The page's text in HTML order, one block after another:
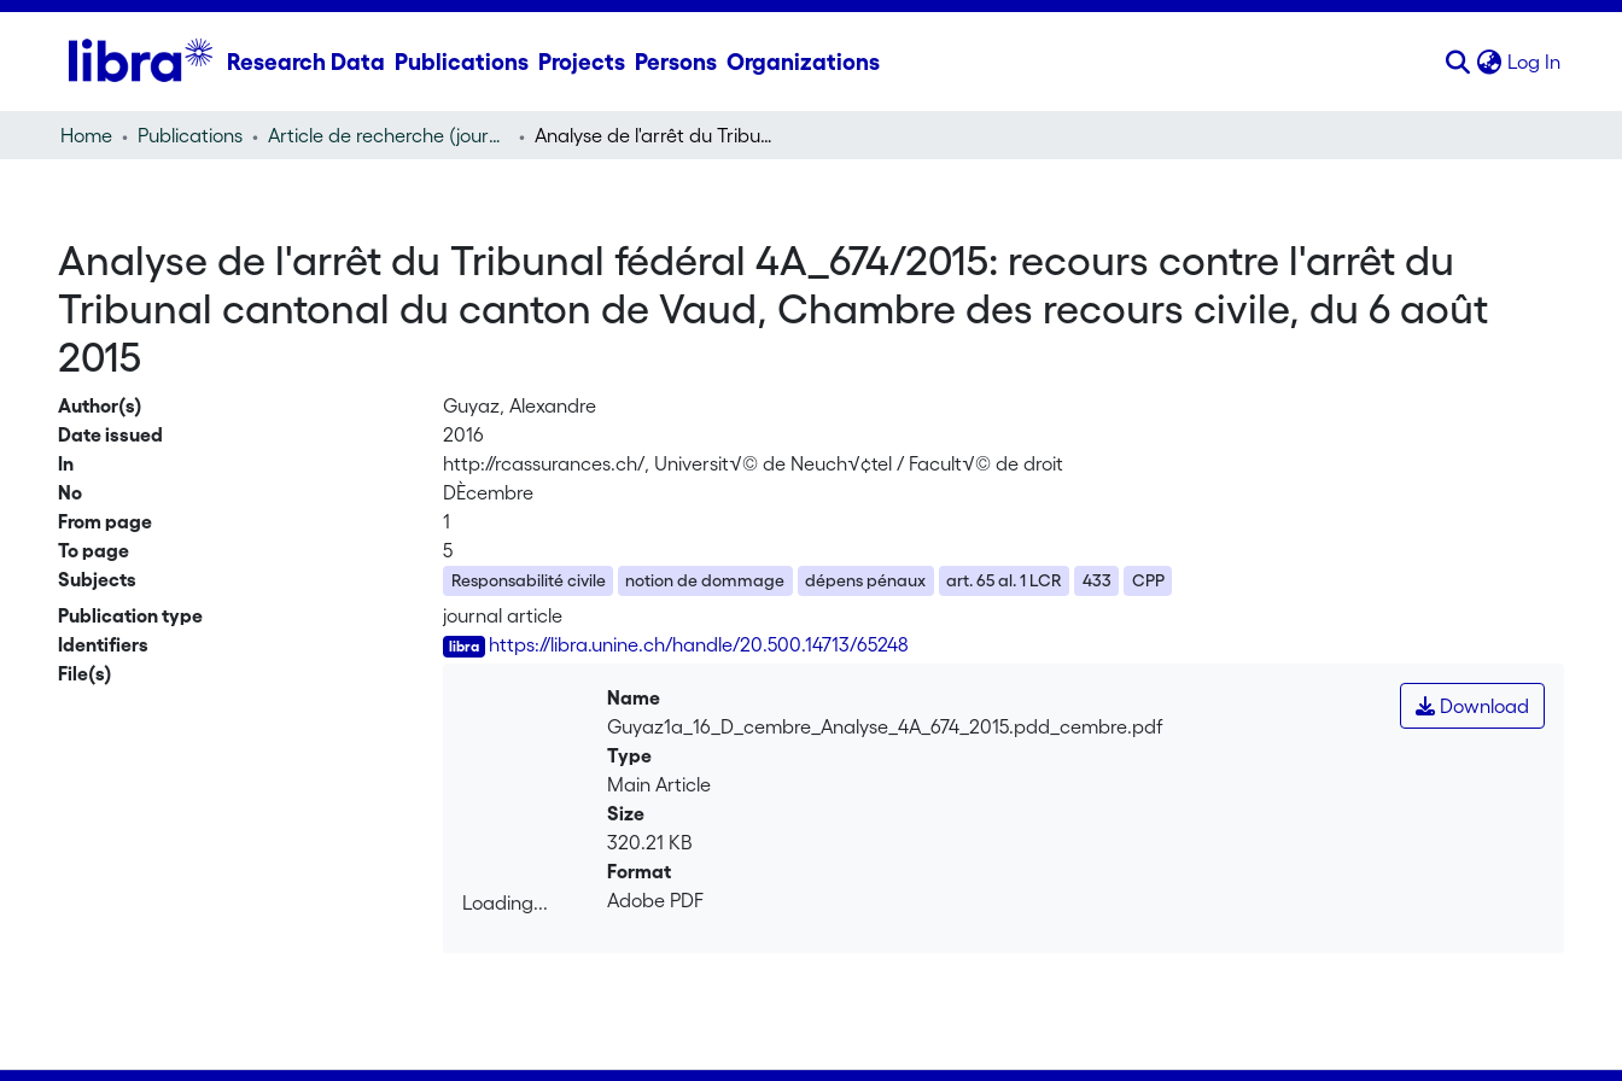
Research Data Publications Projects Persons Organizations Log In
Home Publications Article de recherche (journal article) Analyse de l'arrêt du Tribunal fédéral 4A_674/2015: recours contre l'arrêt du Tribunal cantonal du canton de Vaud, Chambre des recours civile, du 6 août 2015
Analyse de l'arrêt du Tribunal fédéral 4A_674/2015: recours contre l'arrêt du
Tribunal cantonal du canton de Vaud, Chambre des recours civile, du 6 août
2015
Author(s)
Guyaz, Alexandre
Date issued
2016
In
http://rcassurances.ch/, Universit√© de Neuch√¢tel / Facult√© de droit
No
DÈcembre
From page
1
To page
5
Subjects
Responsabilité civile notion de dommage dépens pénaux art. 65 al. 1 LCR 433 CPP
Publication type
journal article
Identifiers
https://libra.unine.ch/handle/20.500.14713/65248
File(s)
Loading...
Download
Name
Guyaz1a_16_D_cembre_Analyse_4A_674_2015.pdd_cembre.pdf
Type
Main Article
Size
320.21 KB
Format
Adobe PDF